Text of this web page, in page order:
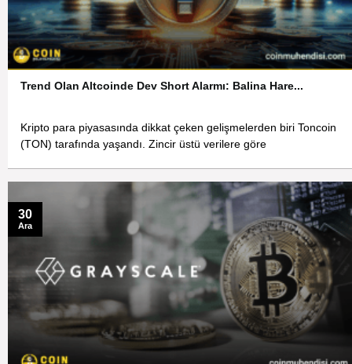
Trend Olan Altcoinde Dev Short Alarmı: Balina Hare...
Kripto para piyasasında dikkat çeken gelişmelerden biri Toncoin
(TON) tarafında yaşandı. Zincir üstü verilere göre
30
Ara